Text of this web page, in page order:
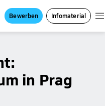
Bewerben Infomaterial
in Prag